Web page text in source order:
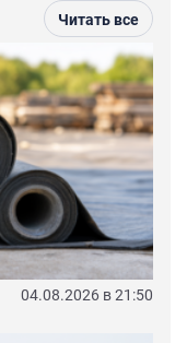
Читать все
04.08.2026 в 21:50